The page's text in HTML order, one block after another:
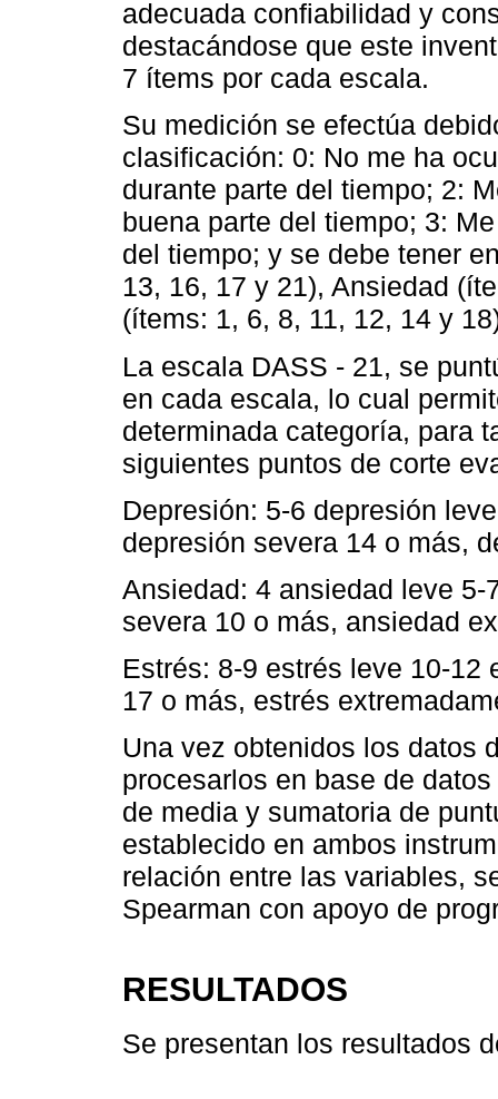
adecuada confiabilidad y
destacándose que este
7 ítems por cada escala.
Su medición se efectúa
clasificación: 0: No me ha
durante parte del tiempo; 2:
buena parte del tiempo; 3:
del tiempo; y se debe tener
13, 16, 17 y 21), Ansiedad
(ítems: 1, 6, 8, 11, 12, 14 y
La escala DASS - 21, se
en cada escala, lo cual
determinada categoría, para
siguientes puntos de corte
Depresión: 5-6 depresión
depresión severa 14 o más,
Ansiedad: 4 ansiedad leve
severa 10 o más, ansiedad
Estrés: 8-9 estrés leve 10-12
17 o más, estrés
Una vez obtenidos los datos
procesarlos en base de
de media y sumatoria de
establecido en ambos
relación entre las variables,
Spearman con apoyo de
RESULTADOS
Se presentan los resultados